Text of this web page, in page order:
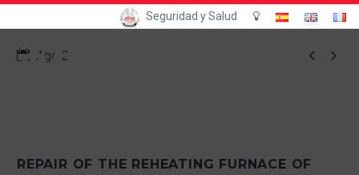
Seguridad y Salud
 
Ago 21
REPAIR OF THE REHEATING FURNACE OF